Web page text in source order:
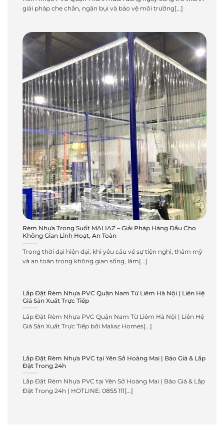
giải pháp che chắn, ngăn bụi và bảo vệ môi trường[...]
Rèm Nhựa Trong Suốt MALIAZ – Giải Pháp Hàng Đầu Cho
Không Gian Linh Hoạt, An Toàn
Trong thời đại hiện đại, khi yêu cầu về sự tiện nghi, thẩm mỹ
và an toàn trong không gian sống, làm[...]
Lắp Đặt Rèm Nhựa PVC Quận Nam Từ Liêm Hà Nội | Liên Hệ
Giá Sản Xuất Trực Tiếp
Lắp Đặt Rèm Nhựa PVC Quận Nam Từ Liêm Hà Nội | Liên Hệ
Giá Sản Xuất Trực Tiếp bởi Maliaz Homes[...]
Lắp Đặt Rèm Nhựa PVC tại Yên Sở Hoàng Mai | Báo Giá & Lắp
Đặt Trong 24h
Lắp Đặt Rèm Nhựa PVC tại Yên Sở Hoàng Mai | Báo Giá & Lắp
Đặt Trong 24h ( HOTLINE: 0855 111[...]